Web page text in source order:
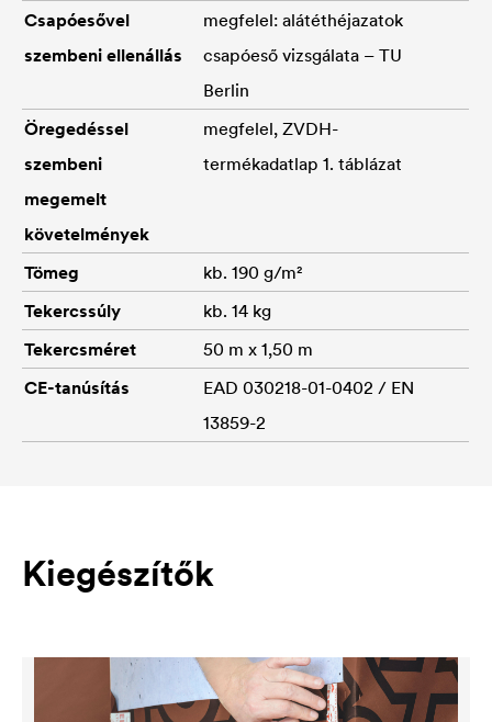
Csapóesővel
szembeni ellenállás
megfelel: alátéthéjazatok
csapóeső vizsgálata – TU
Berlin
Öregedéssel
szembeni
megemelt
követelmények
megfelel, ZVDH-
termékadatlap 1. táblázat
Tömeg
kb. 190 g/m²
Tekercssúly
kb. 14 kg
Tekercsméret
50 m x 1,50 m
CE-tanúsítás
EAD 030218-01-0402 / EN
13859-2
Kiegészítők